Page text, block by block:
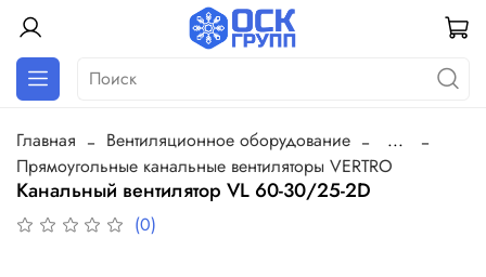
Главная Вентиляционное оборудование
...
Прямоугольные канальные вентиляторы VERTRO
Канальный вентилятор VL 60-30/25-2D
(0)